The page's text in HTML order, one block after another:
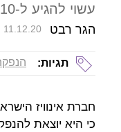
עשוי להגיע ל-10 מיליארד דולר"
הגר רבט 11.12.20
תגיות:
חברת אינוויז